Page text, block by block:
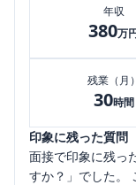
年収
380万
残業（月）
30時間
印象に残った質問
面接で印象に残っ
すか？」でした。